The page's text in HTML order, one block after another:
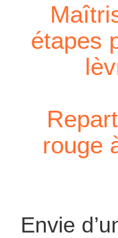
étapes
rouge
Envie